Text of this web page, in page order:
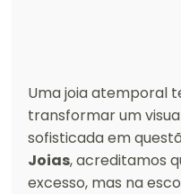
Uma joia atemporal
transformar um
sofisticada em
Joias, acreditamos
excesso, mas na